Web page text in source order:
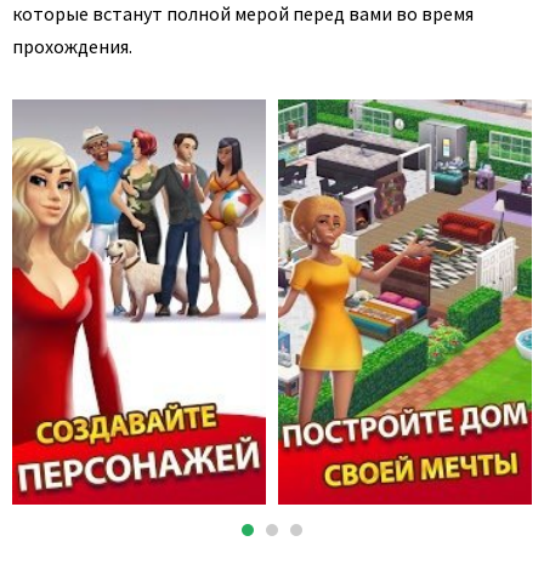
которые встанут полной мерой перед вами во время
прохождения.